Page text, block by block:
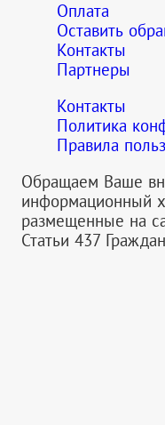
Оплата
Оставить
Контакты
Партнеры
Контакты
Политика
Правила
Обращаем Ваше
информационный
размещенные на
Статьи 437